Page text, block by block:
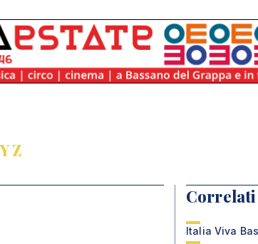
YZ
Correlati
Italia Viva